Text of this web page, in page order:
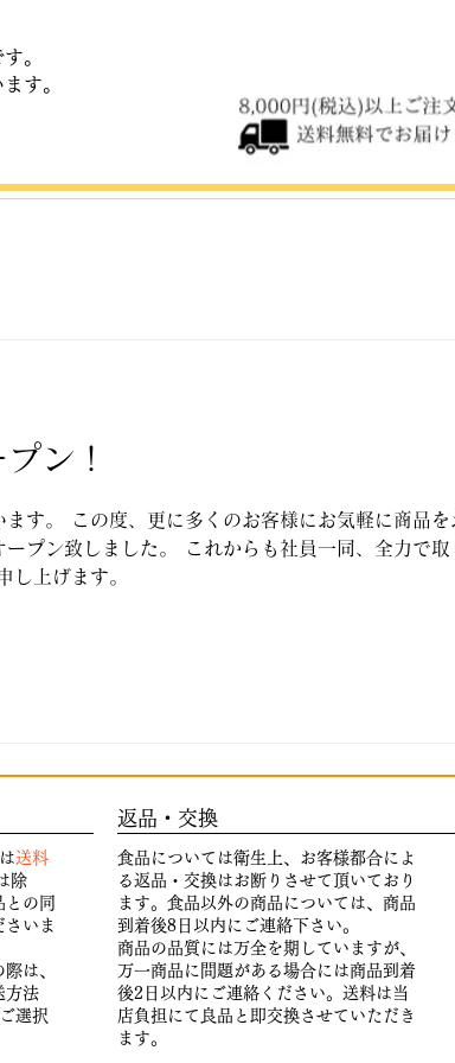
。
す。
ン！
す。 この度、更に多くのお客様にお気軽に商品を
プン致しました。 これからも社員一同、全力で
し上げます。
送料
除
との同
いま
は、
方法
選択
返品・交換
食品については衛生上、お客様都合によ
る返品・交換はお断りさせて頂いており
ます。 食品以外の商品については、商品
到着後8日以内にご連絡下さい。
商品の品質には万全を期していますが、
万一商品に問題がある場合には商品到着
後2日以内にご連絡ください。送料は当
店負担にて良品と即交換させていただき
ます。